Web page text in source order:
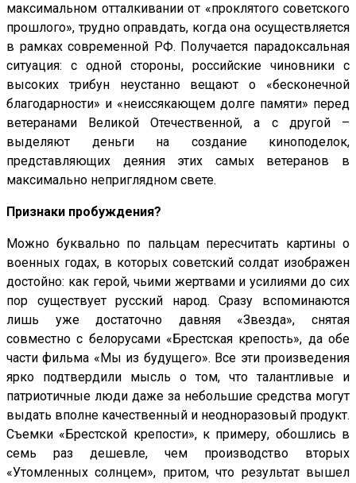
максимальном отталкивании от «проклятого советского
прошлого», трудно оправдать, когда она осуществляется
в рамках современной РФ. Получается парадоксальная
ситуация: с одной стороны, российские чиновники с
высоких трибун неустанно вещают о «бесконечной
благодарности» и «неиссякающем долге памяти» перед
ветеранами Великой Отечественной, а с другой –
выделяют деньги на создание киноподелок,
представляющих деяния этих самых ветеранов в
максимально неприглядном свете.
Признаки пробуждения?
Можно буквально по пальцам пересчитать картины о
военных годах, в которых советский солдат изображен
достойно: как герой, чьими жертвами и усилиями до сих
пор существует русский народ. Сразу вспоминаются
лишь уже достаточно давняя «Звезда», снятая
совместно с белорусами «Брестская крепость», да обе
части фильма «Мы из будущего». Все эти произведения
ярко подтвердили мысль о том, что талантливые и
патриотичные люди даже за небольшие средства могут
выдать вполне качественный и неодноразовый продукт.
Съемки «Брестской крепости», к примеру, обошлись в
семь раз дешевле, чем производство вторых
«Утомленных солнцем», притом, что результат вышел